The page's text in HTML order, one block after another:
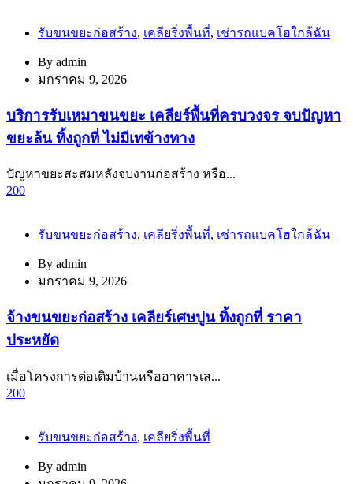
รับขนขยะก่อสร้าง, เคลียริ่งพื้นที่, เช่ารถแบคโฮใกล้ฉัน
By admin
มกราคม 9, 2026
บริการรับเหมาขนขยะ เคลียร์พื้นที่ครบวงจร จบปัญหา
ขยะล้น ทิ้งถูกที่ ไม่มีเทข้างทาง
ปัญหาขยะสะสมหลังจบงานก่อสร้าง หรือ...
200
รับขนขยะก่อสร้าง, เคลียริ่งพื้นที่, เช่ารถแบคโฮใกล้ฉัน
By admin
มกราคม 9, 2026
จ้างขนขยะก่อสร้าง เคลียร์เศษปูน ทิ้งถูกที่ ราคา
ประหยัด
เมื่อโครงการต่อเติมบ้านหรืออาคารเส...
200
รับขนขยะก่อสร้าง, เคลียริ่งพื้นที่
By admin